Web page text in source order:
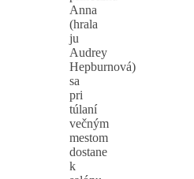
Anna
(hrala
ju
Audrey
Hepburnová)
sa
pri
túlaní
večným
mestom
dostane
k